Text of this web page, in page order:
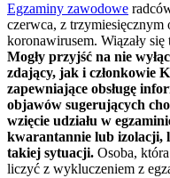
Egzaminy zawodowe
czerwca, z trzymiesięcznym
koronawirusem. Wiązały
Mogły przyjść na nie
zdający, jak i członkowie
zapewniające obsługę
objawów sugerujących
wzięcie udziału w
kwarantannie lub izolacji,
takiej sytuacji. Osoba,
liczyć z wykluczeniem z